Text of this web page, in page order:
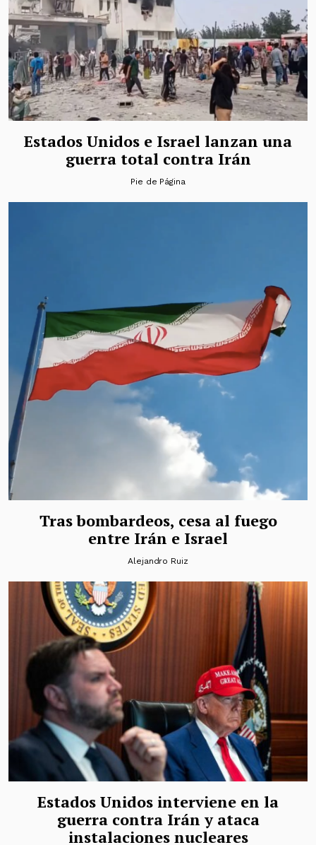
Estados Unidos e Israel lanzan una
guerra total contra Irán
Pie de Página
Tras bombardeos, cesa al fuego
entre Irán e Israel
Alejandro Ruiz
Estados Unidos interviene en la
guerra contra Irán y ataca
instalaciones nucleares